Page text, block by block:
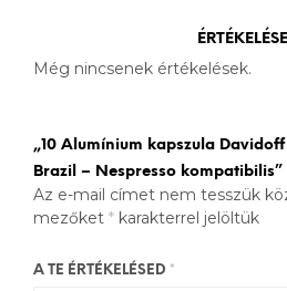
Még nincsenek értékelések.
„10 Alumínium kapszula
Brazil – Nespresso
Az e-mail címet nem tesszük
mezőket * karakterrel jelöltük
A TE ÉRTÉKELÉSED *